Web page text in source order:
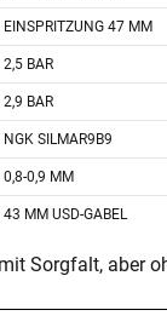
EINSPRITZUNG 47 MM
2,5 BAR
2,9 BAR
NGK SILMAR9B9
0,8-0,9 MM
43 MM USD-GABEL
Sorgfalt, aber